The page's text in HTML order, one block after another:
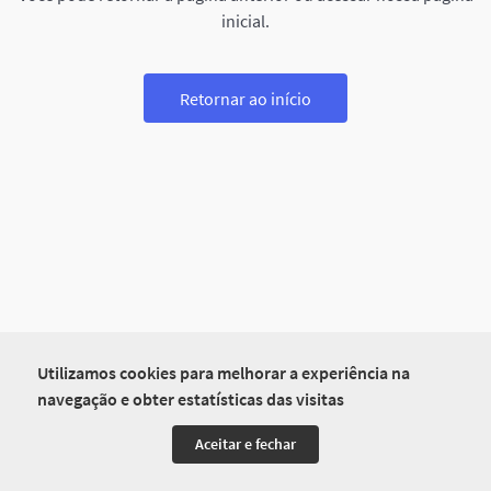
Utilizamos cookies para melhorar a experiência na
navegação e obter estatísticas das visitas
Aceitar e fechar
inicial.
Retornar ao início